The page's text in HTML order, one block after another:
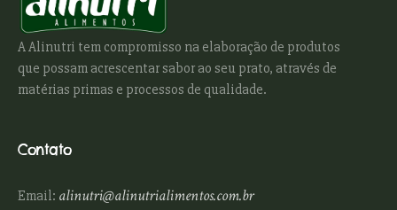
A Alinutri tem compromisso na elaboração de produtos
que possam acrescentar sabor ao seu prato, através de
matérias primas e processos de qualidade.
Contato
Email: alinutri@alinutrialimentos.com.br